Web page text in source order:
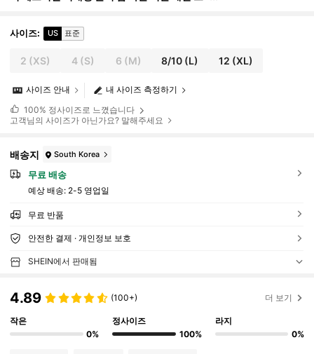
사이즈: US 표준
2 (XS) 4(S) 6 (M) 8/10 (L) 12 (XL)
내 사이즈 측정하기
사이즈 안내
100% 정사이즈로 느꼈습니다
고객님의 사이즈가 아닌가요? 말해주세요
배송지 South Korea
무료 배송
예상 배송: 2-5 영업일
무료 반품
안전한 결제 · 개인정보 보호
SHEIN에서 판매됨
4.89 (100+) 더 보기
작은
0%
정사이즈
100%
라지
0%